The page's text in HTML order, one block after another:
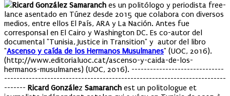
Ricard González Samaranch es un politólogo y periodista free-
lance asentado en Túnez desde 2015 que colabora con diversos
medios, entre ellos El País, ARA y La Nación. Antes fue
corresponsal en El Cairo y Washington DC. Es co-autor del
documental "Tunisia, Justice in Transition" y autor del libro
"Ascenso y caída de los Hermanos Musulmanes" (UOC, 2016).
(http://www.editorialuoc.cat/ascenso-y-caida-de-los-
hermanos-musulmanes) (UOC, 2016). ------------------------------
------------------------------------------------------------------------
------- Ricard González Samaranch est un politologue et